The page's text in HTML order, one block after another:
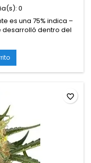
0
es una 75% indica –
desarrolló dentro del
e incluye genes de
Hindu Kush Auto. Esta
del fenotipo, algo
a los que les
favorite_border